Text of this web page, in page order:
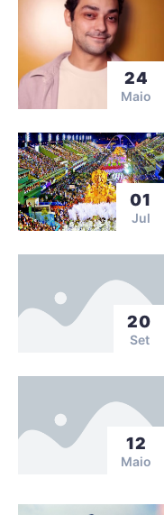
24
Maio
01
Jul
20
Set
12
Maio